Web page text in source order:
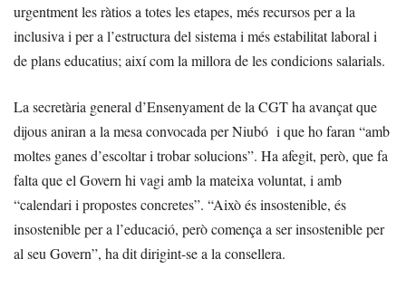
urgentment les ràtios a totes les etapes, més recursos per a la
inclusiva i per a l’estructura del sistema i més estabilitat laboral i
de plans educatius; així com la millora de les condicions salarials.
La secretària general d’Ensenyament de la CGT ha avançat que
dijous aniran a la mesa convocada per Niubó i que ho faran “amb
moltes ganes d’escoltar i trobar solucions”. Ha afegit, però, que fa
falta que el Govern hi vagi amb la mateixa voluntat, i amb
“calendari i propostes concretes”. “Això és insostenible, és
insostenible per a l’educació, però comença a ser insostenible per
al seu Govern”, ha dit dirigint-se a la consellera.